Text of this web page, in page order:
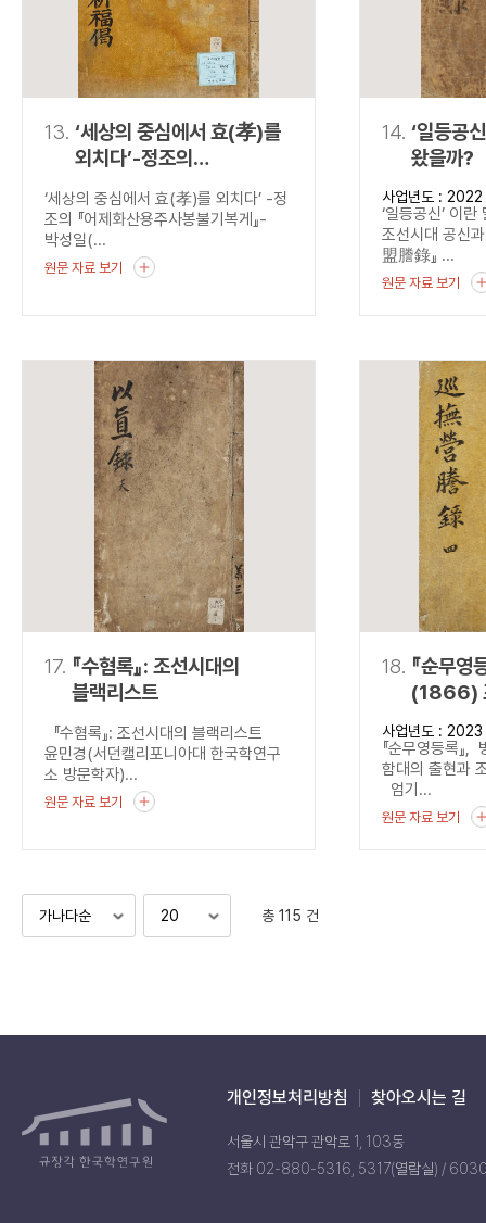
13. ‘세상의 중심에서 효(孝)를
외치다’-정조의
『어제화산용주사봉불기복게
』-
‘세상의 중심에서 효(孝)를 외치다’ -정
조의 『어제화산용주사봉불기복게』-
박성일(...
원문 자료 보기
14. ‘일등공
왔을까?
사업년도 : 2022
‘일등공신’ 이
조선시대 공신
盟謄錄』 ...
원문 자료 보기
17. 『수혐록』: 조선시대의
블랙리스트
『수혐록』: 조선시대의 블랙리스트
윤민경(서던캘리포니아대 한국학연구
소 방문학자)...
원문 자료 보기
18. 『순무영
(1866)
출현과
기록
사업년도 : 2023
『순무영등록
함대의 출현과
엄기...
원문 자료 보기
총 115 건
개인정보처리방침 찾아오시는 길
서울시 관악구 관악로 1, 103동
전화 02-880-5316, 5317(열람실) /